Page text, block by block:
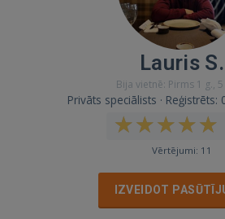
Lauris S.
Bija vietnē: Pirms 1 g.,
Privāts speciālists ·
Vērtējumi: 11
IZVEIDOT